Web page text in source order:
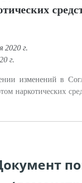
2020 г.
г.
изменений в
наркотических